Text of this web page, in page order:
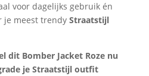
voor dagelijks gebruik én
je meest trendy Straatstijl
dit Bomber Jacket Roze nu
je Straatstijl outfit